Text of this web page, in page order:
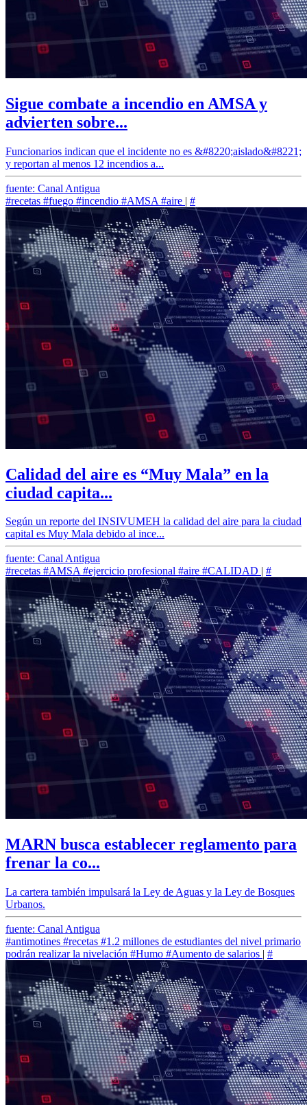
Sigue combate a incendio en AMSA y
advierten sobre...
Funcionarios indican que el incidente no es &#8220;aislado&#8221;
y reportan al menos 12 incendios a...
fuente: Canal Antigua
#recetas #fuego #incendio #AMSA #aire | #
Calidad del aire es “Muy Mala” en la
ciudad capita...
Según un reporte del INSIVUMEH la calidad del aire para la ciudad
capital es Muy Mala debido al ince...
fuente: Canal Antigua
#recetas #AMSA #ejercicio profesional #aire #CALIDAD | #
MARN busca establecer reglamento para
frenar la co...
La cartera también impulsará la Ley de Aguas y la Ley de Bosques
Urbanos.
fuente: Canal Antigua
#antimotines #recetas #1.2 millones de estudiantes del nivel primario
podrán realizar la nivelación #Humo #Aumento de salarios | #